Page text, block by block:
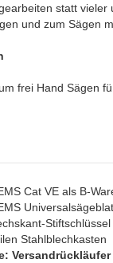
statt vieler
und zum Sägen
frei Hand Sägen
Cat VE als B-
Stiftschlüssel
Stahlblechkasten